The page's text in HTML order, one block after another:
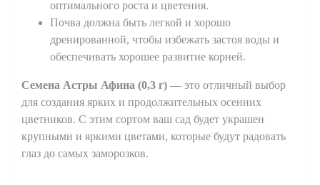
оптимального роста и цветения.
Почва должна быть легкой и хорошо
дренированной, чтобы избежать застоя воды и
обеспечивать хорошее развитие корней.
Семена Астры Афина (0,3 г) — это отличный выбор
для создания ярких и продолжительных осенних
цветников. С этим сортом ваш сад будет украшен
крупными и яркими цветами, которые будут радовать
глаз до самых заморозков.